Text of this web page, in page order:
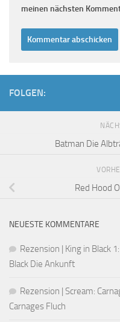
meinen nächsten
FOLGEN:
Batman Die
Red Hood
NEUESTE KOMMENTARE
Rezension | King in Black
Black Die Ankunft
Rezension | Scream:
Carnages Fluch